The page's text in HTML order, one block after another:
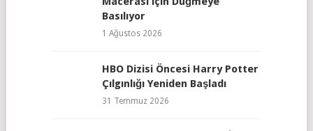
Basılıyor
1 Ağustos 2026
HBO Dizisi Öncesi Harry Potter
Çılgınlığı Yeniden Başladı
31 Temmuz 2026